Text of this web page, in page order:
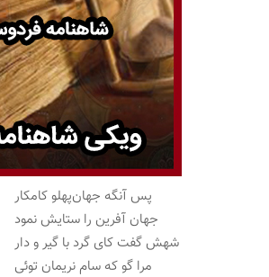
پس آنگه جهان‌پهلو کامکار
جهان آفرین را ستایش نمود
شهش گفت کای گرد با گیر و دار
مرا گو که سام نریمان توئی